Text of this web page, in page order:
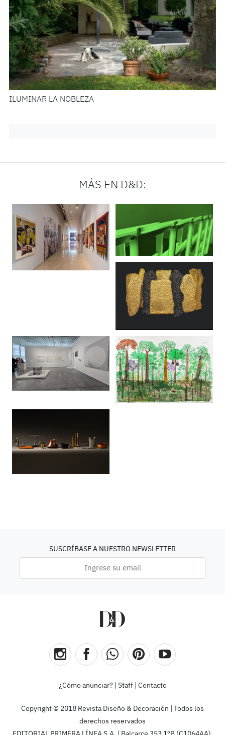
ILUMINAR LA NOBLEZA
MÁS EN D&D:
SUSCRÍBASE A NUESTRO NEWSLETTER
¿Cómo anunciar? Staff| Contacto
Copyright © 2018 Revista Diseño & Decoración | Todos los
derechos reservados